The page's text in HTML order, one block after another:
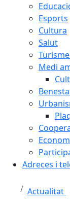
Esports
Cultura
Salut
Medi
Adreces i
Actualitat